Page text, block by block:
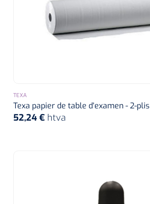
TEXA
Texa papier de table d'examen - 2-plis
52,24 € htva